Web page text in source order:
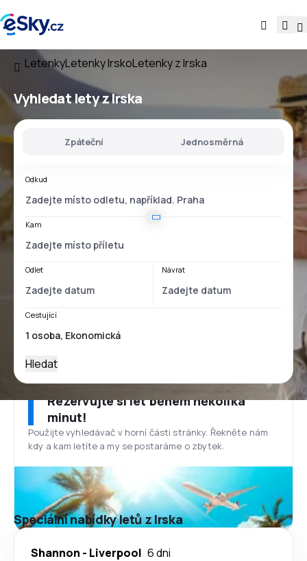
LetenkyLetenky IrskoLetenky z Irska
Vyhledat letyz Irska
Zpáteční Jednosměrná
Odkud
Kam
Odlet Návrat
Cestující
Hledat
Rezervujte si let během několika
minut!
Použijte vyhledávač v horní části stránky. Řekněte nám
kdy a kam letíte a my se postaráme o zbytek.
Speciální nabídky letů z Irska
Shannon - Liverpool 6 dni